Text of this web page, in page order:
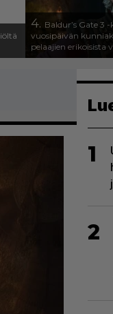
4. Baldur’s Gate 3
vuosipäivän
pelaajien erikoisista
1
2